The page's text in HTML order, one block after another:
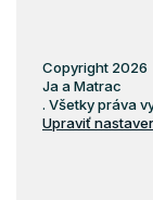
Copyright 2026
Ja a Matrac
. Všetky práva
Upraviť